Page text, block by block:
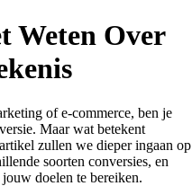
Weten Over
of e-commerce, ben je
Maar wat betekent
zullen we dieper ingaan op
soorten conversies, en
doelen te bereiken.